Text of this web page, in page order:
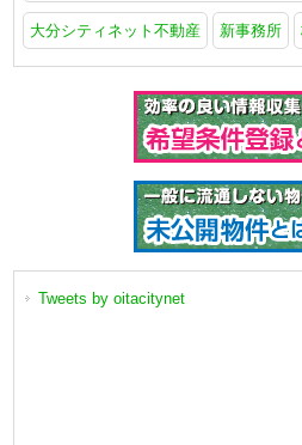
大分シティネット不動産 新事務所
Tweets by oitacitynet